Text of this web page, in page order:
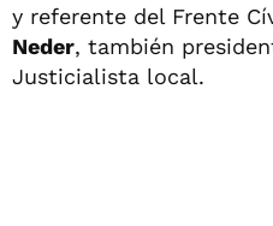
y referente del Frente
Neder, también
Justicialista local.